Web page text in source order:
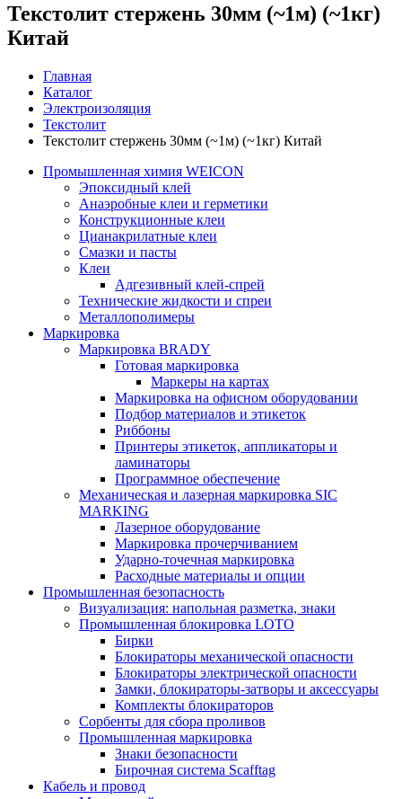
Текстолит стержень 30мм (~1м) (~1кг)
Китай
Главная
Каталог
Электроизоляция
Текстолит
Текстолит стержень 30мм (~1м) (~1кг) Китай
Промышленная химия WEICON
Эпоксидный клей
Анаэробные клеи и герметики
Конструкционные клеи
Цианакрилатные клеи
Смазки и пасты
Клеи
Адгезивный клей-спрей
Технические жидкости и спреи
Металлополимеры
Маркировка
Маркировка BRADY
Готовая маркировка
Маркеры на картах
Маркировка на офисном оборудовании
Подбор материалов и этикеток
Риббоны
Принтеры этикеток, аппликаторы и
ламинаторы
Программное обеспечение
Механическая и лазерная маркировка SIC
MARKING
Лазерное оборудование
Маркировка прочерчиванием
Ударно-точечная маркировка
Расходные материалы и опции
Промышленная безопасность
Визуализация: напольная разметка, знаки
Промышленная блокировка LOTO
Бирки
Блокираторы механической опасности
Блокираторы электрической опасности
Замки, блокираторы-затворы и аксессуары
Комплекты блокираторов
Сорбенты для сбора проливов
Промышленная маркировка
Знаки безопасности
Бирочная система Scafftag
Кабель и провод